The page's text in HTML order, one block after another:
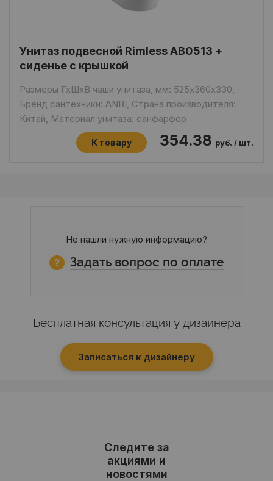
Унитаз подвесной Rimless AB0513 +
сиденье с крышкой
Размеры ГхШхВ чаши унитаза, мм: 525х360х330,
Бренд сантехники: ANBI, Страна производителя:
Китай, Материал унитаза: санфарфор
К товару 354.38 руб. / шт.
Не нашли нужную информацию?
? Задать вопрос по оплате
Бесплатная консультация у дизайнера
Записаться к дизайнеру
Следите за
акциями и
новостями